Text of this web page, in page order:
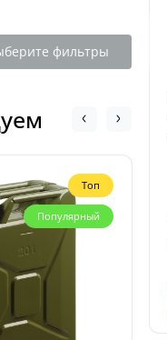
фильтры
Топ
Популярный